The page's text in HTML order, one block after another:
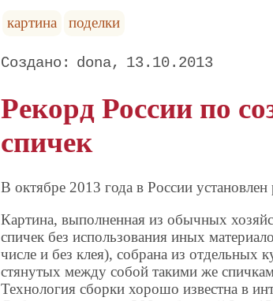
картина
поделки
dona 13.10.2013
Рекорд России по
спичек
В октябре 2013 года в России
Картина, выполненная из обычных
спичек без использования иных
числе и без клея), собрана из отдельных
стянутых между собой такими же
Технология сборки хорошо известна в